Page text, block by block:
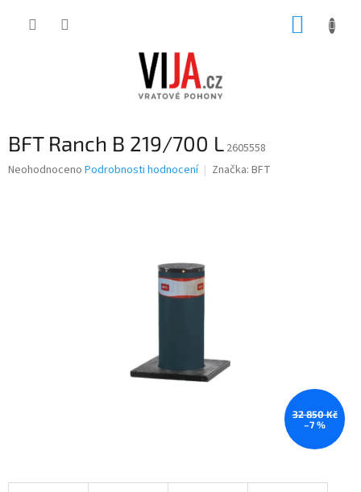
BFT Ranch B 219/700 L 2605558
Průměrné
Neohodnoceno Podrobnosti hodnocení Značka: BFT
32 850 Kč
–7 %